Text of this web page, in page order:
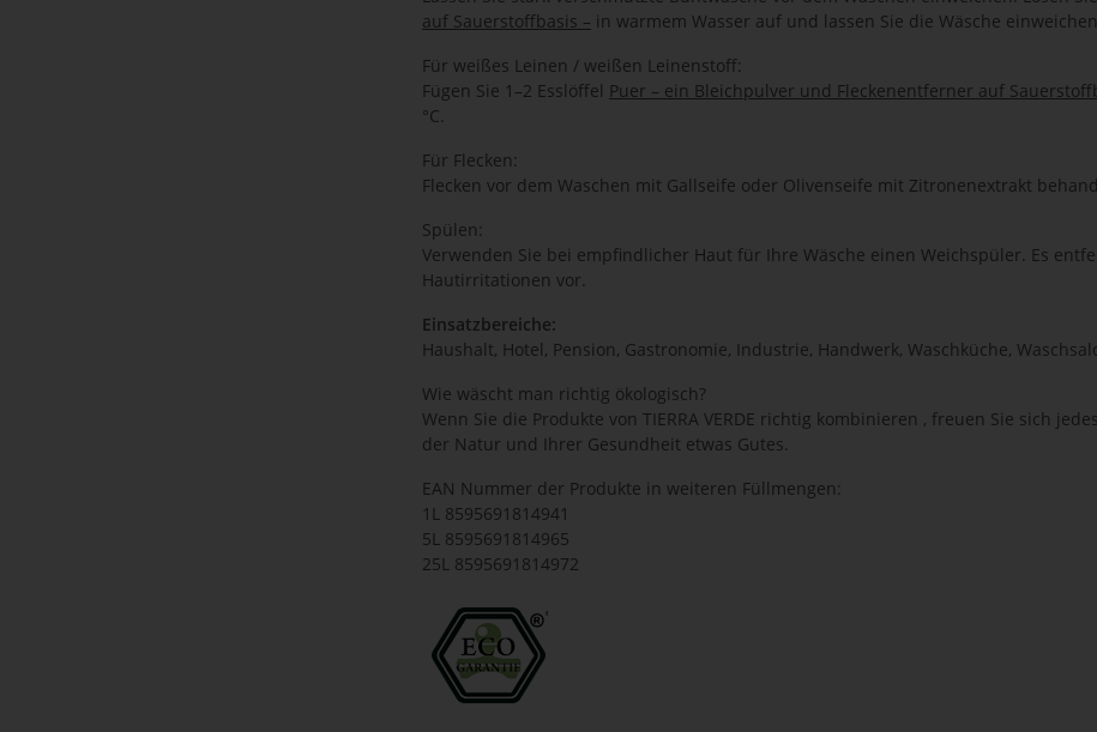
auf Sauerstoffbasis – in warmem Wasser auf und lassen Sie die Wäsche
Für weißes Leinen / weißen Leinenstoff:
Fügen Sie 1–2 Esslöffel Puer – ein Bleichpulver und Fleckenentferner auf
°C.
Für Flecken:
Flecken vor dem Waschen mit Gallseife oder Olivenseife mit Zitronenextrakt
Spülen:
Verwenden Sie bei empfindlicher Haut für Ihre Wäsche einen Weichspüler. Es
Hautirritationen vor.
Einsatzbereiche:
Haushalt, Hotel, Pension, Gastronomie, Industrie, Handwerk, Waschküche,
Wie wäscht man richtig ökologisch?
Wenn Sie die Produkte von TIERRA VERDE richtig kombinieren , freuen Sie sich
der Natur und Ihrer Gesundheit etwas Gutes.
EAN Nummer der Produkte in weiteren Füllmengen:
1L 8595691814941
5L 8595691814965
25L 8595691814972